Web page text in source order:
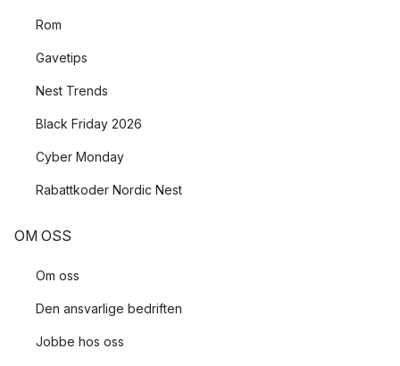
Rom
Gavetips
Nest Trends
Black Friday 2026
Cyber Monday
Rabattkoder Nordic Nest
OM OSS
Om oss
Den ansvarlige bedriften
Jobbe hos oss